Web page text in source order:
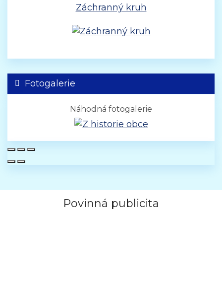
Záchranný kruh
Fotogalerie
Náhodná fotogalerie
Povinná publicita